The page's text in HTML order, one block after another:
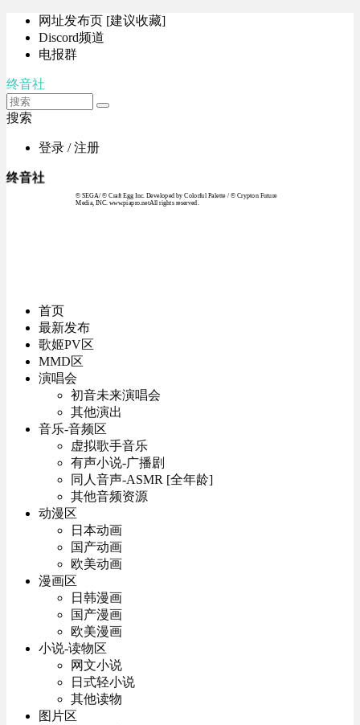
网址发布页 [建议收藏]
Discord频道
电报群
终音社
搜索
登录 / 注册
终音社
© SEGA / © Craft Egg Inc. Developed by Colorful Palette / © Crypton Future
Media, INC. www.piapro.netAll rights reserved.
首页
最新发布
歌姬PV区
MMD区
演唱会
初音未来演唱会
其他演出
音乐-音频区
虚拟歌手音乐
有声小说-广播剧
同人音声-ASMR [全年龄]
其他音频资源
动漫区
日本动画
国产动画
欧美动画
漫画区
日韩漫画
国产漫画
欧美漫画
小说-读物区
网文小说
日式轻小说
其他读物
图片区